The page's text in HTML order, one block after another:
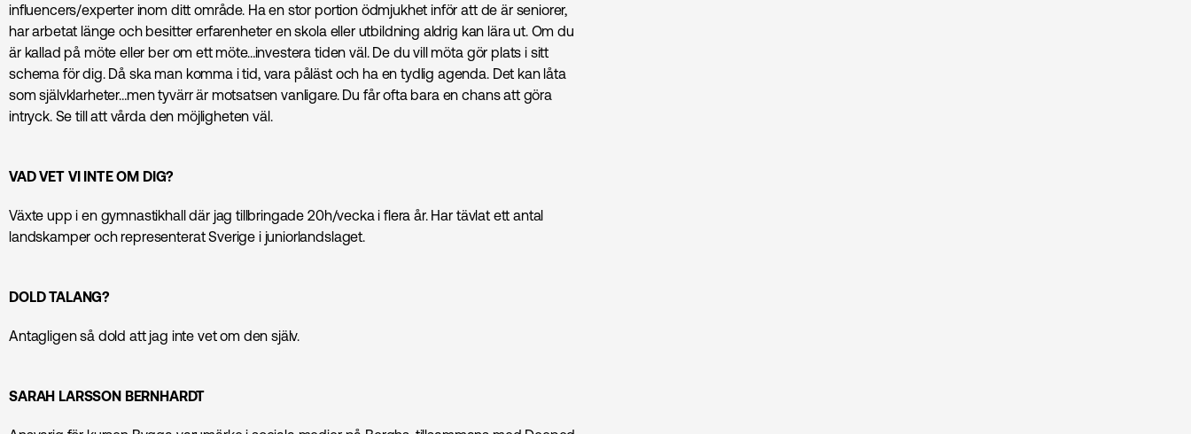
influencers/experter inom ditt område. Ha en stor portion ödmjukhet inför att de är seniorer,
har arbetat länge och besitter erfarenheter en skola eller utbildning aldrig kan lära ut. Om du
är kallad på möte eller ber om ett möte…investera tiden väl. De du vill möta gör plats i sitt
schema för dig. Då ska man komma i tid, vara påläst och ha en tydlig agenda. Det kan låta
som självklarheter…men tyvärr är motsatsen vanligare. Du får ofta bara en chans att göra
intryck. Se till att vårda den möjligheten väl.
VAD VET VI INTE OM DIG?
Växte upp i en gymnastikhall där jag tillbringade 20h/vecka i flera år. Har tävlat ett antal
landskamper och representerat Sverige i juniorlandslaget.
DOLD TALANG?
Antagligen så dold att jag inte vet om den själv.
SARAH LARSSON BERNHARDT